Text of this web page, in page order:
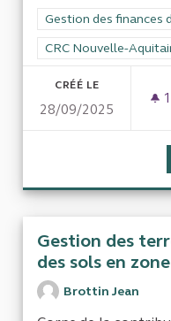
Filtrer les résultats
Gestion des finances
Filtrer les résultats
CRC Nouvelle-
CRÉÉ LE
28/09/2025
Gestion des
des sols en
Brottin Jean